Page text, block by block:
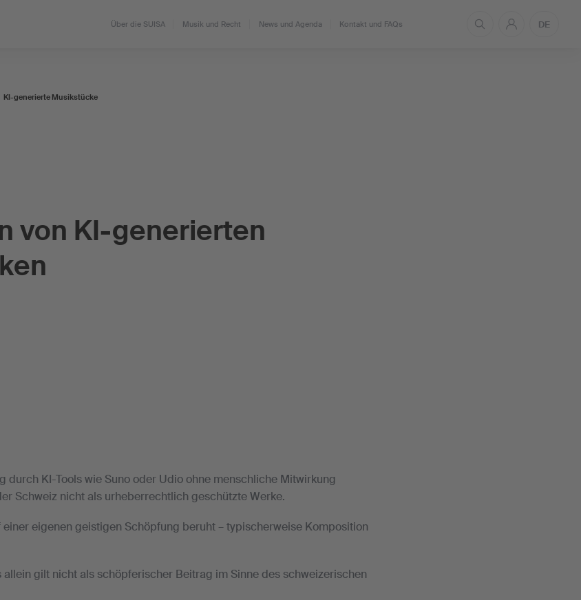
Über die SUISA Musik und Recht News und Agenda Kontakt und FAQs DE
von KI-generierten
KI-generierte Musikstücke
durch KI-Tools wie Suno oder Udio ohne menschliche Mitwirkung
Schweiz nicht als urheberrechtlich geschützte Werke.
einer eigenen geistigen Schöpfung beruht – typischerweise Komposition
allein gilt nicht als schöpferischer Beitrag im Sinne des schweizerischen